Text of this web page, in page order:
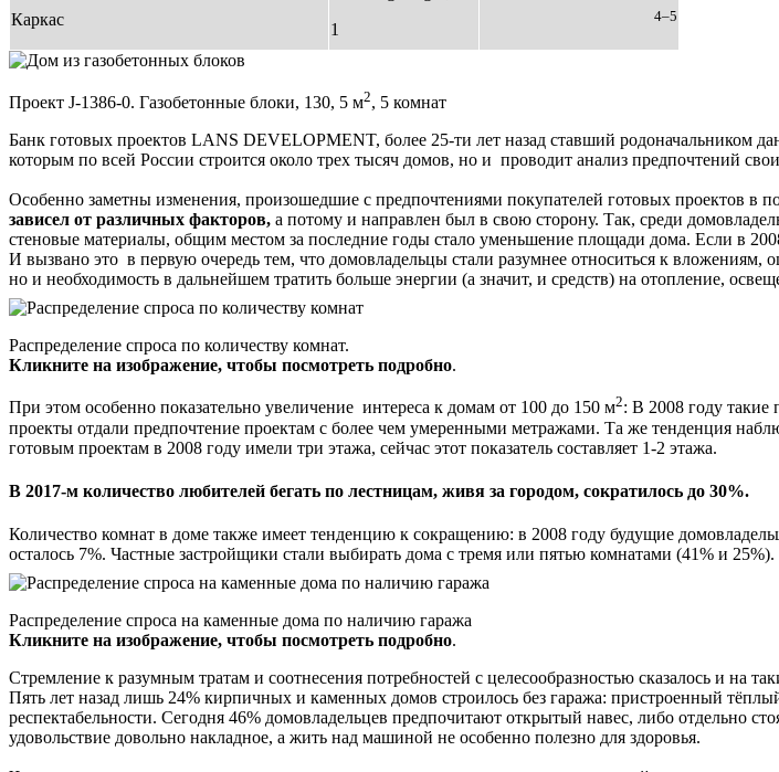
Каркас
1
4–5
Проект J-1386-0. Газобетонные блоки, 130, 5 м2, 5 комнат
Банк готовых проектов LANS DEVELOPMENT, более 25-ти лет назад ставший родоначальником
которым по всей России строится около трех тысяч домов, но и проводит анализ предпочтений
Особенно заметны изменения, произошедшие с предпочтениями покупателей готовых проектов в
зависел от различных факторов, а потому и направлен был в свою сторону. Так, среди
стеновые материалы, общим местом за последние годы стало уменьшение площади дома. Если в
И вызвано это в первую очередь тем, что домовладельцы стали разумнее относиться к
но и необходимость в дальнейшем тратить больше энергии (а значит, и средств) на отопление,
Распределение спроса по количеству комнат.
Кликните на изображение, чтобы посмотреть подробно.
При этом особенно показательно увеличение интереса к домам от 100 до 150 м2: В 2008 году такие
проекты отдали предпочтение проектам с более чем умеренными метражами. Та же тенденция
готовым проектам в 2008 году имели три этажа, сейчас этот показатель составляет 1-2 этажа.
В 2017-м количество любителей бегать по лестницам, живя за городом, сократилось до 30%.
Количество комнат в доме также имеет тенденцию к сокращению: в 2008 году будущие
осталось 7%. Частные застройщики стали выбирать дома с тремя или пятью комнатами (41% и 25%).
Распределение спроса на каменные дома по наличию гаража
Кликните на изображение, чтобы посмотреть подробно.
Стремление к разумным тратам и соотнесения потребностей с целесообразностью сказалось и на
Пять лет назад лишь 24% кирпичных и каменных домов строилось без гаража: пристроенный
респектабельности. Сегодня 46% домовладельцев предпочитают открытый навес, либо
удовольствие довольно накладное, а жить над машиной не особенно полезно для здоровья.